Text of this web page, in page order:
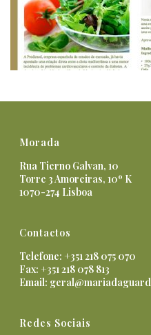
Morada
Rua Tierno Galvan, 10
Torre 3 Amoreiras, 10º K
1070-274 Lisboa
Contactos
Telefone: +351 218 075 070
Fax: +351 218 078 813
Email:
Redes Sociais